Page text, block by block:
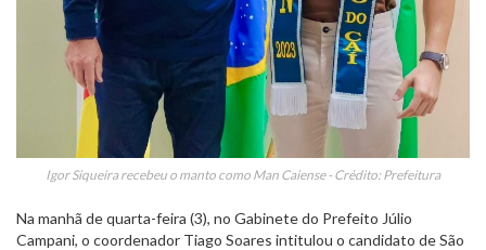
Igor Siqueira recebeu o manto como Man Caiense - Crédito: Prefeitura
Na manhã de quarta-feira (3), no Gabinete do Prefeito Júlio
Campani, o coordenador Tiago Soares intitulou o candidato de São